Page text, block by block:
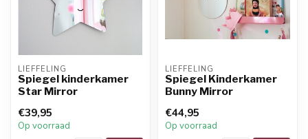
LIEFFELING
Spiegel kinderkamer
Star Mirror
€39,95
Op voorraad
LIEFFELING
Spiegel Kinderkamer
Bunny Mirror
€44,95
Op voorraad